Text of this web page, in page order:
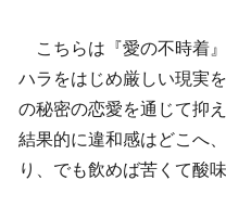
こちらは『愛の不時着
ハラをはじめ厳しい現実
の秘密の恋愛を通じて抑
結果的に違和感はどこへ
り、でも飲めば苦くて酸